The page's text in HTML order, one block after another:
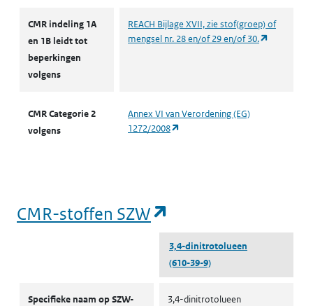
CMR indeling 1A
en 1B leidt tot
beperkingen
volgens
REACH Bijlage XVII, zie stof(groep) of
mengsel nr. 28 en/of 29 en/of 30.
CMR Categorie 2
volgens
Annex VI van Verordening (EG)
1272/2008
CMR-stoffen SZW
3,4-dinitrotolueen
(610-39-9)
Specifieke naam op SZW-
3,4-dinitrotolueen